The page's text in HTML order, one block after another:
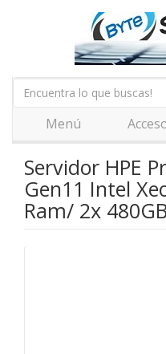
Menú
Servidor HPE
Gen11 Intel
Ram/ 2x